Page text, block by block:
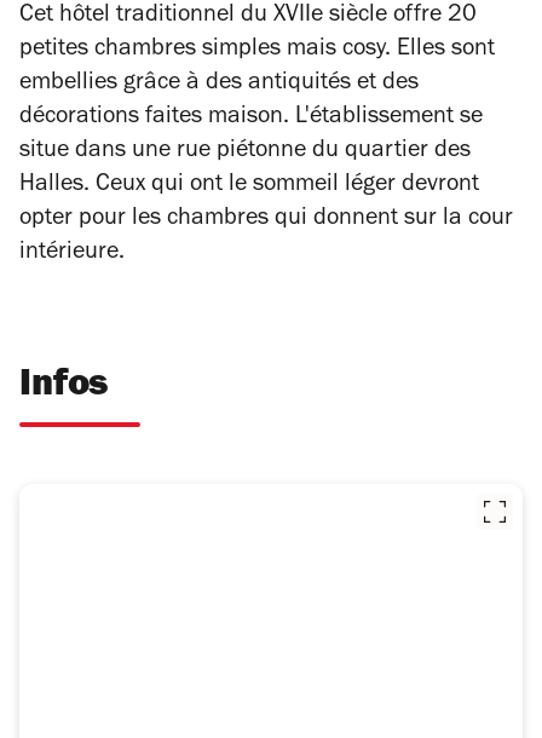
Cet hôtel traditionnel du XVIIe siècle offre 20
petites chambres simples mais cosy. Elles sont
embellies grâce à des antiquités et des
décorations faites maison. L'établissement se
situe dans une rue piétonne du quartier des
Halles. Ceux qui ont le sommeil léger devront
opter pour les chambres qui donnent sur la cour
intérieure.
Infos